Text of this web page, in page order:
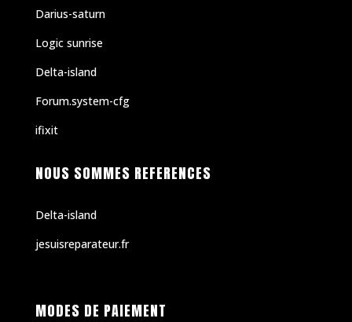
Darius-saturn
Logic sunrise
Delta-island
Forum.system-cfg
ifixit
NOUS SOMMES REFERENCES
Delta-island
jesuisreparateur.fr
MODES DE PAIEMENT